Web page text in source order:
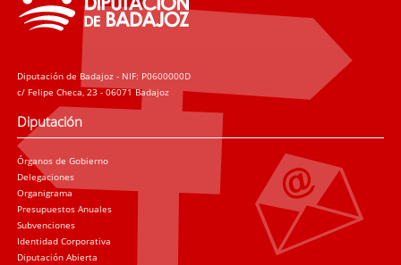
Diputación de Badajoz - NIF: P0600000D
c/ Felipe Checa, 23 - 06071 Badajoz
Diputación
Órganos de Gobierno
Delegaciones
Organigrama
Presupuestos Anuales
Subvenciones
Identidad Corporativa
Diputación Abierta